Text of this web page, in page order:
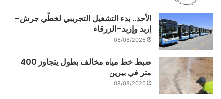
الأحد.. بدء التشغيل التجريبي لخطّي جرش–
إربد وإربد–الزرقاء
08/08/2026
ضبط خط مياه مخالف بطول يتجاوز 400
متر في بيرين
08/08/2026